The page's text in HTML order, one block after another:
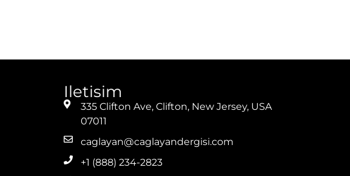
Iletisim
335 Clifton Ave, Clifton, New Jersey, USA
07011
caglayan@caglayandergisi.com
+1 (888) 234-2823